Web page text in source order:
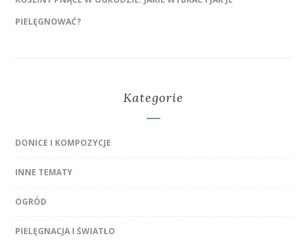
PIELĘGNOWAĆ?
Kategorie
DONICE I KOMPOZYCJE
INNE TEMATY
OGRÓD
PIELĘGNACJA I ŚWIATŁO